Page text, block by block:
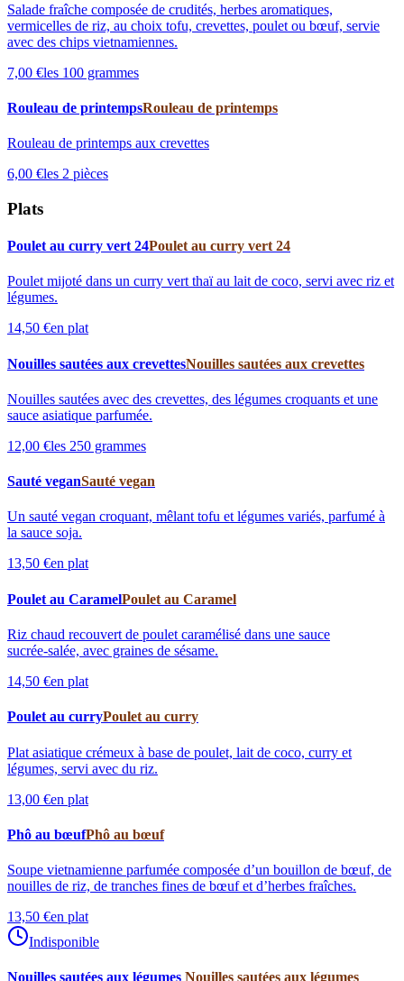
Salade fraîche composée de crudités, herbes aromatiques,
vermicelles de riz, au choix tofu, crevettes, poulet ou bœuf, servie
avec des chips vietnamiennes.
7,00 €les 100 grammes
Rouleau de printempsRouleau de printemps
Rouleau de printemps aux crevettes
6,00 €les 2 pièces
Plats
Poulet au curry vert 24Poulet au curry vert 24
Poulet mijoté dans un curry vert thaï au lait de coco, servi avec riz et
légumes.
14,50 €en plat
Nouilles sautées aux crevettesNouilles sautées aux crevettes
Nouilles sautées avec des crevettes, des légumes croquants et une
sauce asiatique parfumée.
12,00 €les 250 grammes
Sauté veganSauté vegan
Un sauté vegan croquant, mêlant tofu et légumes variés, parfumé à
la sauce soja.
13,50 €en plat
Poulet au CaramelPoulet au Caramel
Riz chaud recouvert de poulet caramélisé dans une sauce
sucrée‑salée, avec graines de sésame.
14,50 €en plat
Poulet au curryPoulet au curry
Plat asiatique crémeux à base de poulet, lait de coco, curry et
légumes, servi avec du riz.
13,00 €en plat
Phô au bœufPhô au bœuf
Soupe vietnamienne parfumée composée d’un bouillon de bœuf, de
nouilles de riz, de tranches fines de bœuf et d’herbes fraîches.
13,50 €en plat
Indisponible
Nouilles sautées aux légumes Nouilles sautées aux légumes